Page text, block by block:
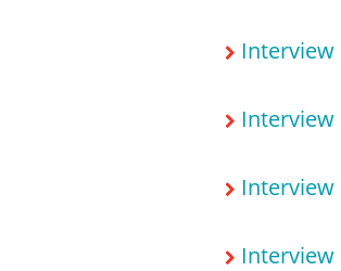
Interview
Interview
Interview
Interview